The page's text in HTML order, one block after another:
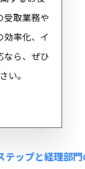
受取業務や
率化、イ
なら、ぜひ
い。